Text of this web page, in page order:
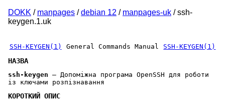
DOKK / manpages /debian 12 / manpages-uk / ssh-
keygen.1.uk
SSH-KEYGEN(1) General Commands Manual SSH-KEYGEN(1)
НАЗВА
ssh-keygen — Допоміжна програма OpenSSH для роботи
із ключами розпізнавання
КОРОТКИЙ ОПИС